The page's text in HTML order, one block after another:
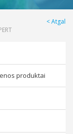
Atgal
produktai